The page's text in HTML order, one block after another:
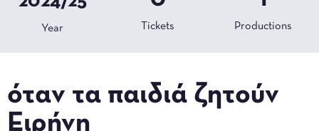
Year Tickets Productions
όταν τα παιδιά ζητούν
Ειρήνη